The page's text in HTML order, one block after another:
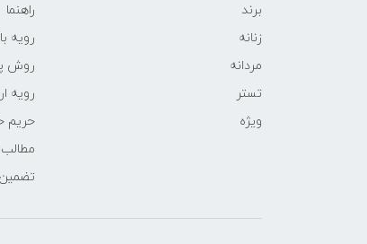
برند
زنانه
مردانه
تستر
ویژه
راهنما
رویه‌
روش
رویه
حریم